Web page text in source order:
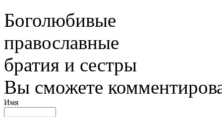
Боголюбивые
православные
братия и сестры
Вы сможете
Имя